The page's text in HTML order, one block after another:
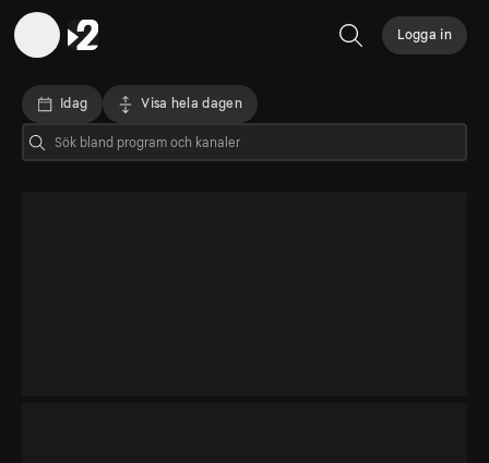
Sök
Logga in
Idag Visa hela dagen